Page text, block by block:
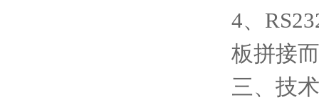
4、
板拼接
三、技